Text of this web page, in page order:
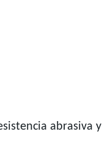
abrasiva